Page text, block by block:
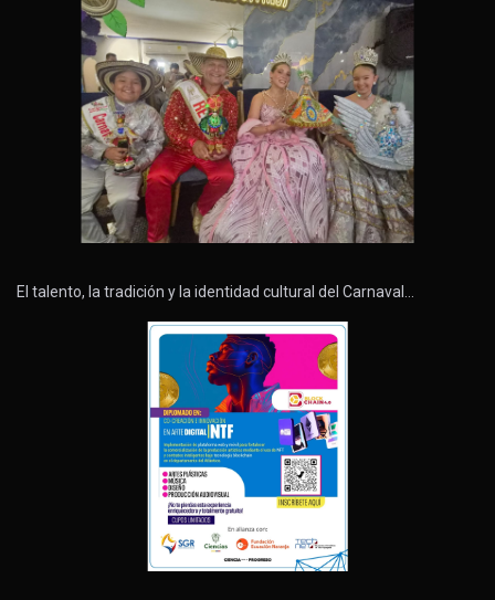
El talento, la tradición y la identidad cultural del Carnaval…